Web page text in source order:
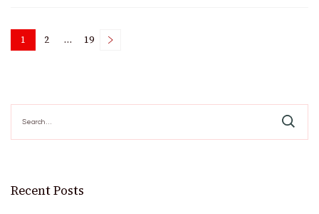
Posts
Page
1 Page
2 … Page
19
for:
Recent Posts